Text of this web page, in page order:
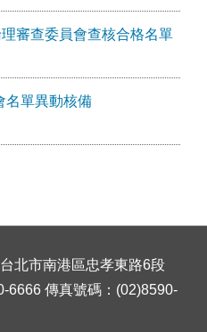
審查委員會查核合格名單
名單異動核備
北市南港區忠孝東路6段
6666 傳真號碼：(02)8590-